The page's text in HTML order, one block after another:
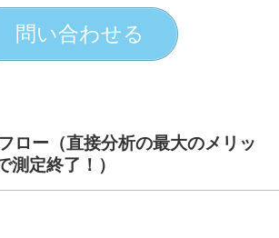
問い合わせる
ロー（直接分析の最大のメリッ
測定終了！）